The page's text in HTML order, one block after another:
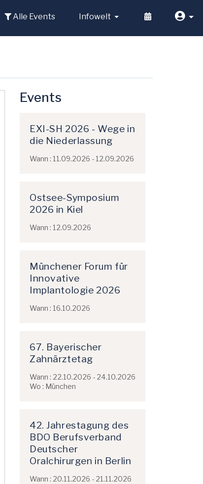
Alle Events Infowelt
Events
EXI-SH 2026 - Wege in
die Niederlassung
Wann : 11.09.2026 - 12.09.2026
Ostsee-Symposium
2026 in Kiel
Wann : 12.09.2026
Münchener Forum für
Innovative
Implantologie 2026
Wann : 16.10.2026
67. Bayerischer
Zahnärztetag
Wann : 22.10.2026 - 24.10.2026
Wo : München
42. Jahrestagung des
BDO Berufsverband
Deutscher
Oralchirurgen in Berlin
Wann : 20.11.2026 - 21.11.2026